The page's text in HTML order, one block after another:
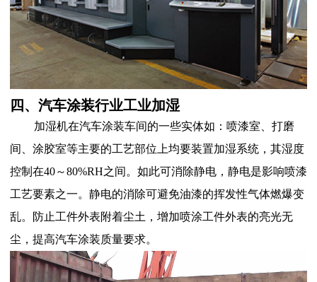
四、汽车涂装行业工业加湿
加湿机在汽车涂装车间的一些实体如：喷漆室、打磨
间、涂胶室等主要的工艺部位上均要装置加湿系统，其湿度
控制在40～80%RH之间。如此可消除静电，静电是影响喷漆
工艺要素之一。静电的消除可避免油漆的挥发性气体燃爆变
乱。防止工件外表附着尘土，增加喷涂工件外表的亮光无
尘，提高汽车涂装质量要求。